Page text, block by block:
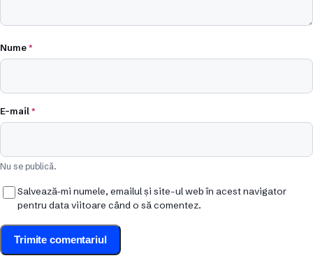
Nume*
E-mail*
Nu se publică.
Salvează-mi numele, emailul și site-ul web în acest navigator
pentru data viitoare când o să comentez.